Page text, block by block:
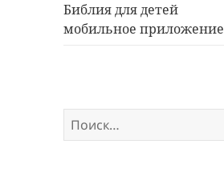
Библия для детей
мобильное приложение
Найти: